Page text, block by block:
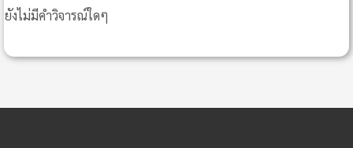
ยังไม่มีคำวิจารณ์ใดๆ